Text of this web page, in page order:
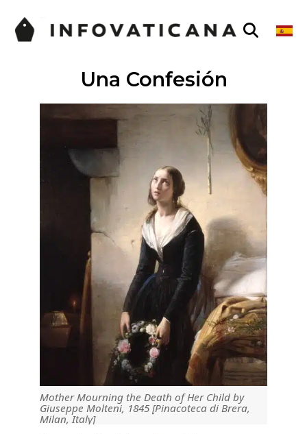
Una Confesión
Mother Mourning the Death of Her Child by
Giuseppe Molteni, 1845 [Pinacoteca di Brera,
Milan, Italy]